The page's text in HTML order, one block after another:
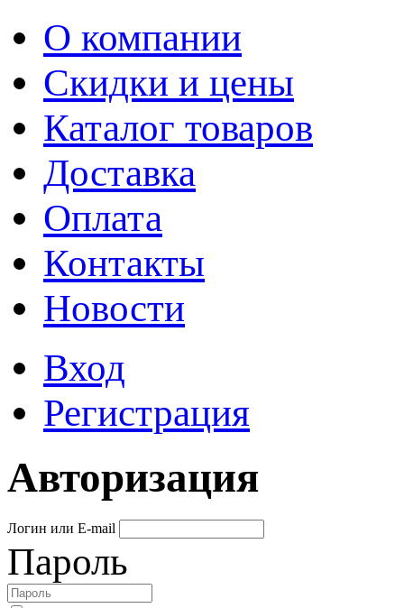
О компании
Скидки и цены
Каталог товаров
Доставка
Оплата
Контакты
Новости
Вход
Регистрация
Авторизация
Логин или E-mail
Пароль